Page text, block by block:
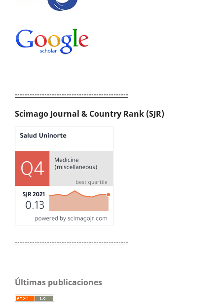
----------------------------------------------
Scimago Journal & Country Rank (SJR)
----------------------------------------------
Últimas publicaciones